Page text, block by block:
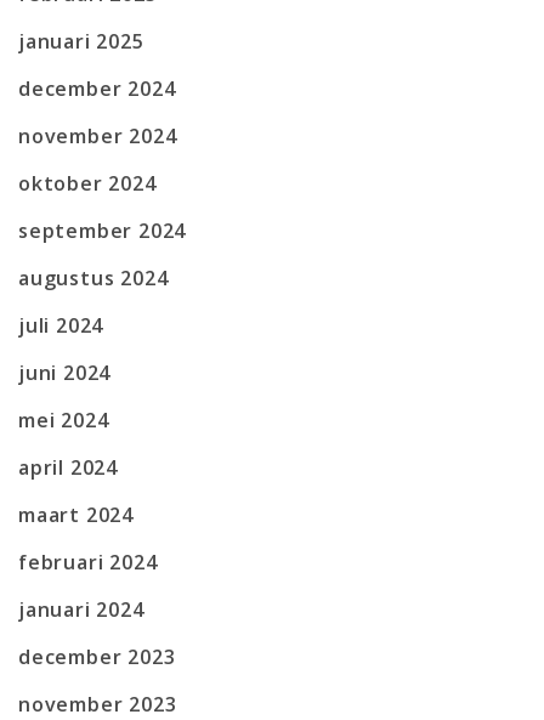
januari 2025
december 2024
november 2024
oktober 2024
september 2024
augustus 2024
juli 2024
juni 2024
mei 2024
april 2024
maart 2024
februari 2024
januari 2024
december 2023
november 2023